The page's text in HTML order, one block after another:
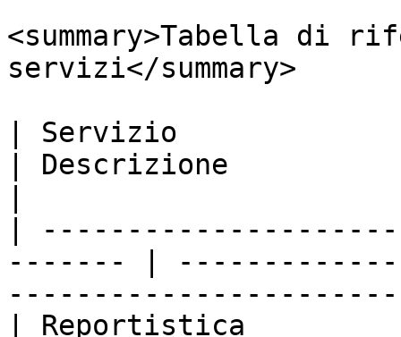
<summary>Tabella di
servizi</summary>
| Servizio
| Descrizione
|
------- |
| Reportistica